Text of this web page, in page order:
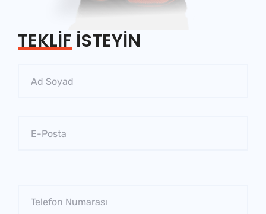
TEKLİF İSTEYİN